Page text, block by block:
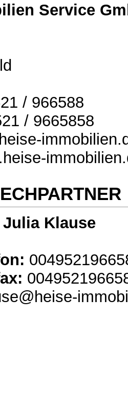
Service
/ 966588
/ 9665858
Julia Klause